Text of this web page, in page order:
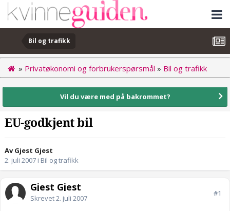
Bil og trafikk
» Privatøkonomi og forbrukerspørsmål » Bil og trafikk
Vil du være med på bakrommet?
EU-godkjent bil
Av Gjest Gjest
2. juli 2007 i Bil og trafikk
Gjest Gjest
Skrevet2. juli 2007
#1